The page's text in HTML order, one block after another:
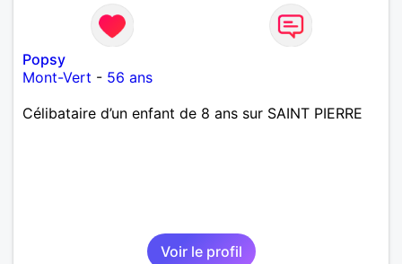
Popsy
Mont-Vert - 56 ans
Célibataire d’un enfant de 8 ans sur SAINT PIERRE
Voir le profil